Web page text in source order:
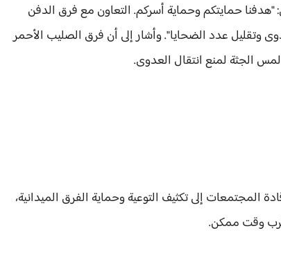
"هدفنا حمايتكم وحماية أسركم. التعاون مع فرق الدفن
وتقليل عدد الضحايا". وأشار إلى أن فرق الصليب الأحمر
لمس الجثة لمنع انتقال العدوى.
المجتمعات إلى تكثيف التوعية وحماية الفرق الميدانية،
وقت ممكن.